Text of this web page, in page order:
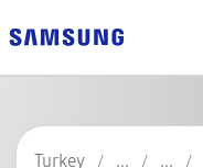
Turkey